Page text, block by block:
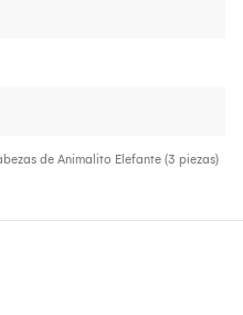
de Animalito Elefante (3 piezas)